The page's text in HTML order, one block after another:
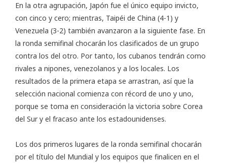
En la otra agrupación, Japón fue el único equipo invicto,
con cinco y cero; mientras, Taipéi de China (4-1) y
Venezuela (3-2) también avanzaron a la siguiente fase. En
la ronda semifinal chocarán los clasificados de un grupo
contra los del otro. Por tanto, los cubanos tendrán como
rivales a nipones, venezolanos y a los locales. Los
resultados de la primera etapa se arrastran, así que la
selección nacional comienza con récord de uno y uno,
porque se toma en consideración la victoria sobre Corea
del Sur y el fracaso ante los estadounidenses.
Los dos primeros lugares de la ronda semifinal chocarán
por el título del Mundial y los equipos que finalicen en el